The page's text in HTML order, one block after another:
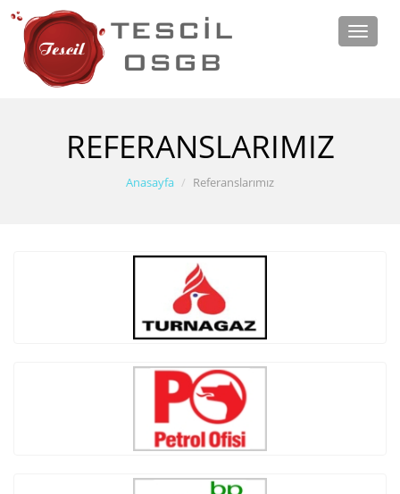
Toggle
REFERANSLARIMIZ
Anasayfa Referanslarımız